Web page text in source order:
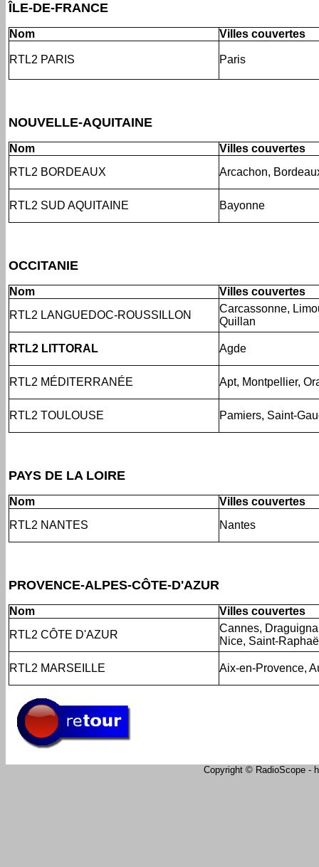
ÎLE-DE-FRANCE
Nom Villes couvertes
RTL2 PARIS Paris
NOUVELLE-AQUITAINE
Nom
Villes couvertes
RTL2 BORDEAUX
Arcachon,
RTL2 SUD AQUITAINE Bayonne
OCCITANIE
Nom
Villes couvertes
RTL2 LANGUEDOC-ROUSSILLON
Carcassonne,
Quillan
RTL2 LITTORAL Agde
RTL2 MÉDITERRANÉE Apt, Montpellier,
RTL2 TOULOUSE Pamiers, Saint-
PAYS DE LA LOIRE
Nom
Villes couvertes
RTL2 NANTES
Nantes
PROVENCE-ALPES-CÔTE-D'AZUR
Nom
Villes couvertes
RTL2 CÔTE D'AZUR
Cannes,
Nice, Saint-
RTL2 MARSEILLE Aix-en-Provence,
Copyright © RadioScope -